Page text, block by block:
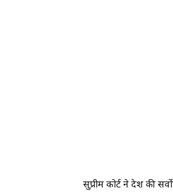
सुप्रीम कोर्ट ने देश की